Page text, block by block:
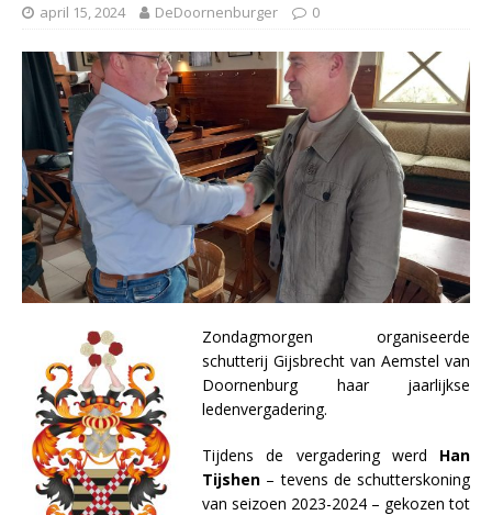
april 15, 2024 DeDoornenburger 0
Zondagmorgen organiseerde
schutterij Gijsbrecht van Aemstel van
Doornenburg haar jaarlijkse
ledenvergadering.
Tijdens de vergadering werd Han
Tijshen – tevens de schutterskoning
van seizoen 2023-2024 – gekozen tot